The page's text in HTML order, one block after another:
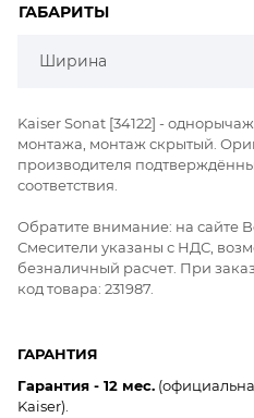
ГАБАРИТЫ
Ширина
Kaiser Sonat [34122] -
монтажа, монтаж скрытый.
производителя
соответствия.
Обратите внимание: на сайте
Смесители указаны с НДС,
безналичный расчет. При
код товара: 231987.
ГАРАНТИЯ
Гарантия - 12 мес.
Kaiser).